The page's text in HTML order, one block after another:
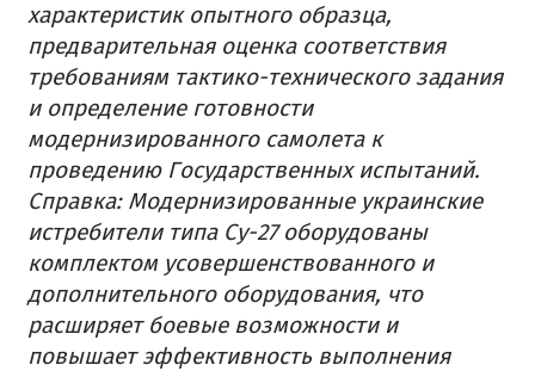
характеристик опытного образца,
предварительная оценка соответствия
требованиям тактико-технического задания
и определение готовности
модернизированного самолета к
проведению Государственных испытаний.
Справка: Модернизированные украинские
истребители типа Су-27 оборудованы
комплектом усовершенствованного и
дополнительного оборудования, что
расширяет боевые возможности и
повышает эффективность выполнения